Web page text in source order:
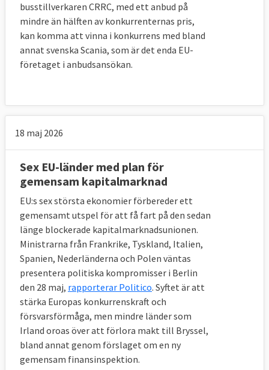
busstillverkaren CRRC, med ett anbud på
mindre än hälften av konkurrenternas pris,
kan komma att vinna i konkurrens med bland
annat svenska Scania, som är det enda EU-
företaget i anbudsansökan.
18 maj 2026
Sex EU-länder med plan för
gemensam kapitalmarknad
EU:s sex största ekonomier förbereder ett
gemensamt utspel för att få fart på den sedan
länge blockerade kapitalmarknadsunionen.
Ministrarna från Frankrike, Tyskland, Italien,
Spanien, Nederländerna och Polen väntas
presentera politiska kompromisser i Berlin
den 28 maj, rapporterar Politico. Syftet är att
stärka Europas konkurrenskraft och
försvarsförmåga, men mindre länder som
Irland oroas över att förlora makt till Bryssel,
bland annat genom förslaget om en ny
gemensam finansinspektion.